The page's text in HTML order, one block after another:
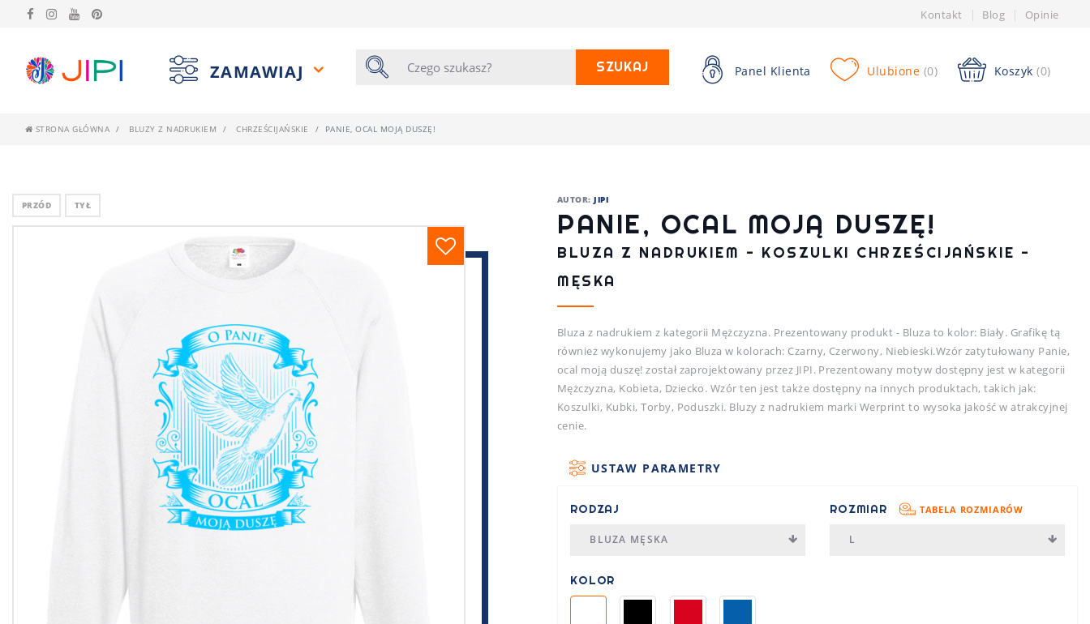
Kontakt Blog Opinie
ZAMAWIAJ SZUKAJ Panel Klienta Ulubione (0) Koszyk(0)
STRONA GŁÓWNA BLUZY Z NADRUKIEM CHRZEŚCIJAŃSKIE PANIE, OCAL MOJĄ DUSZĘ!
PRZÓD TYŁ AUTOR:JIPI
PANIE, OCAL MOJĄ DUSZĘ!
BLUZA Z NADRUKIEM - KOSZULKI CHRZEŚCIJAŃSKIE -
MĘSKA
Bluza z nadrukiem z kategorii Mężczyzna. Prezentowany produkt - Bluza to kolor: Biały. Grafikę tą
również wykonujemy jako Bluza w kolorach: Czarny, Czerwony, Niebieski.Wzór zatytułowany Panie,
ocal moją duszę! został zaprojektowany przez JIPI. Prezentowany motyw dostępny jest w kategorii
Mężczyzna, Kobieta, Dziecko. Wzór ten jest także dostępny na innych produktach, takich jak:
Koszulki, Kubki, Torby, Poduszki. Bluzy z nadrukiem marki Werprint to wysoka jakość w atrakcyjnej
cenie.
USTAW PARAMETRY
RODZAJ
BLUZA MĘSKA
ROZMIAR TABELA ROZMIARÓW
L
KOLOR